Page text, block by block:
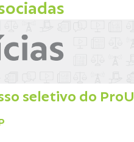
seletivo do